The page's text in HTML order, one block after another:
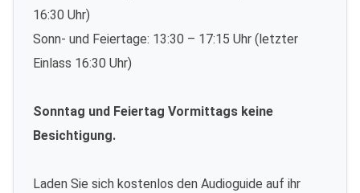
16:30 Uhr)
Sonn- und Feiertage: 13:30 – 17:15 Uhr (letzter
Einlass 16:30 Uhr)
Sonntag und Feiertag Vormittags keine
Besichtigung.
Laden Sie sich kostenlos den Audioguide auf ihr